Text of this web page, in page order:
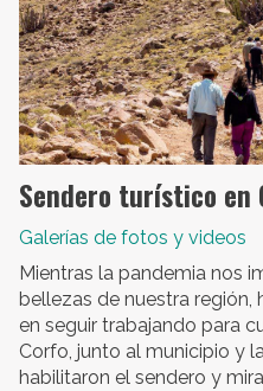
Sendero turístico en
Galerías de fotos y videos
Mientras la pandemia nos
bellezas de nuestra región,
en seguir trabajando para
Corfo, junto al municipio y
habilitaron el sendero y